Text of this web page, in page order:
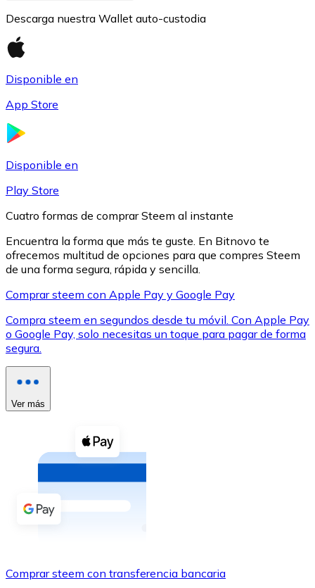
XRP
XRP
Ver todo
Compra criptomonedas con efectivo en tu tienda más
Comprar con efectivo
Transferencia SEPA
Descarga nuestra Wallet auto-custodia
Disponible en
App Store
Disponible en
Play Store
Cuatro formas de comprar Steem al instante
Encuentra la forma que más te guste. En Bitnovo te
ofrecemos multitud de opciones para que compres Steem
de una forma segura, rápida y sencilla.
Comprar steem con Apple Pay y Google Pay
Compra steem en segundos desde tu móvil. Con Apple Pay
o Google Pay, solo necesitas un toque para pagar de forma
segura.
Ver más
Comprar steem con transferencia bancaria